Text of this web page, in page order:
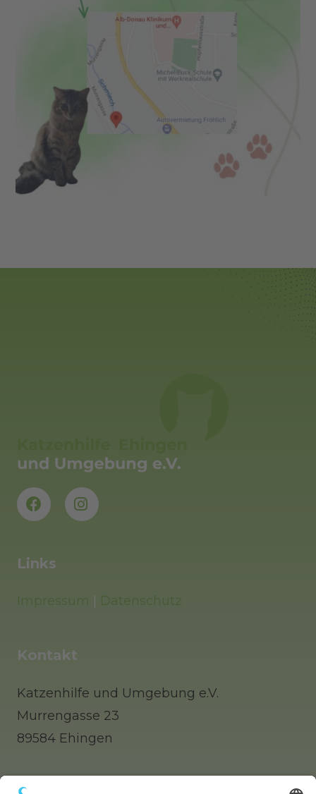
Links
Impressum Datenschutz
Kontakt
Katzenhilfe und Umgebung e.V.
Murrengasse 23
89584 Ehingen
Tel: 0 73 91 / 77 0 88 65 (Telefonisch erst